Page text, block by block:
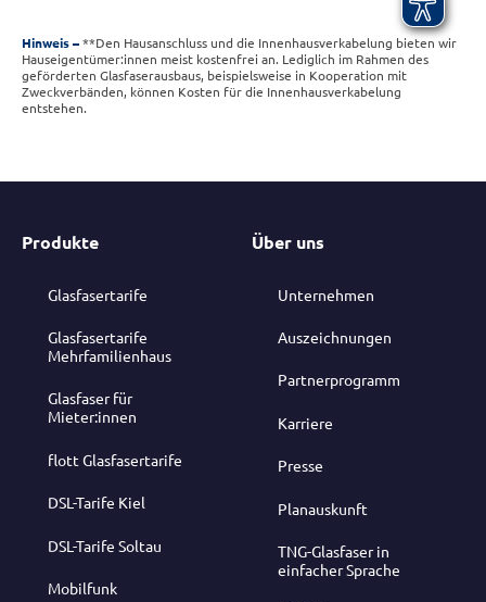
Hinweis
**Den Hausanschluss und die Innenhausverkabelung bieten wir
Hauseigentümer:innen meist kostenfrei an. Lediglich im Rahmen des
geförderten Glasfaserausbaus, beispielsweise in Kooperation mit
Zweckverbänden, können Kosten für die Innenhausverkabelung
entstehen.
Produkte
Glasfasertarife
Glasfasertarife
Mehrfamilienhaus
Glasfaser für
Mieter:innen
flott Glasfasertarife
DSL-Tarife Kiel
DSL-Tarife Soltau
Mobilfunk
Über uns
Unternehmen
Auszeichnungen
Partnerprogramm
Karriere
Presse
Planauskunft
TNG-Glasfaser in
einfacher Sprache